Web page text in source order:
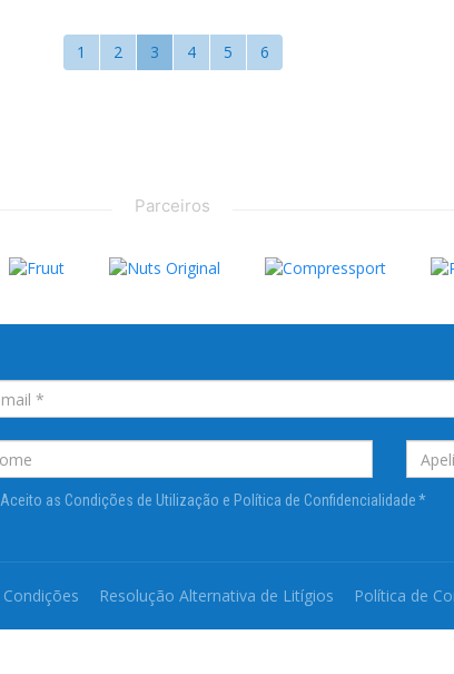
1 2 3 4 5 6
Parceiros
Aceito as Condições de Utilização e Política de Confidencialidade*
Resolução Alternativa de Litígios Política de